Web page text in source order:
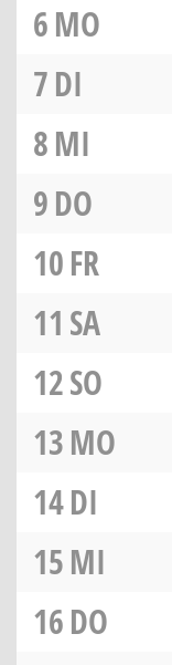
6MO
7DI
8MI
9DO
10FR
11 SA
12SO
13MO
14DI
15MI
16DO